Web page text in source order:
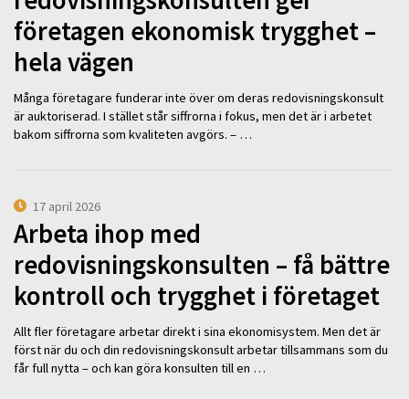
företagen ekonomisk trygghet –
hela vägen
Många företagare funderar inte över om deras redovisningskonsult
är auktoriserad. I stället står siffrorna i fokus, men det är i arbetet
bakom siffrorna som kvaliteten avgörs. – …
17 april 2026
Arbeta ihop med
redovisningskonsulten – få bättre
kontroll och trygghet i företaget
Allt fler företagare arbetar direkt i sina ekonomisystem. Men det är
först när du och din redovisningskonsult arbetar tillsammans som du
får full nytta – och kan göra konsulten till en …